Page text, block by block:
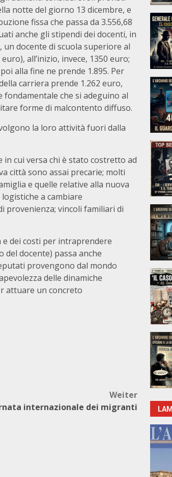
notte del giorno 13 dicembre, e
fissa che passa da 3.556,68
anche gli stipendi dei docenti, in
docente di scuola superiore al
all’inizio, invece, 1350 euro;
alla fine ne prende 1.895. Per
carriera prende 1.262 euro,
fondamentale che si adeguino al
forme di malcontento diffuso.
la loro attività fuori dalla
in cui versa chi è stato costretto ad
città sono assai precarie; molti
e quelle relative alla nuova
a cambiare
provenienza; vincoli familiari di
dei costi per intraprendere
docente) passa anche
provengono dal mondo
delle dinamiche
attuare un concreto
Weiter
internazionale dei migranti